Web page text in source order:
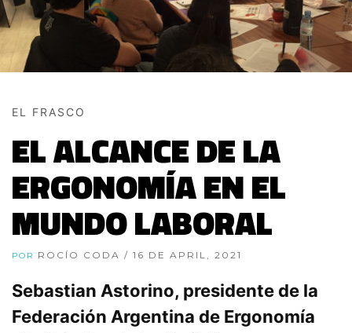
EL FRASCO
EL ALCANCE DE LA
ERGONOMÍA EN EL
MUNDO LABORAL
POR ROCÍO CODA / 16 DE APRIL, 2021
Sebastian Astorino, presidente de la
Federación Argentina de Ergonomía